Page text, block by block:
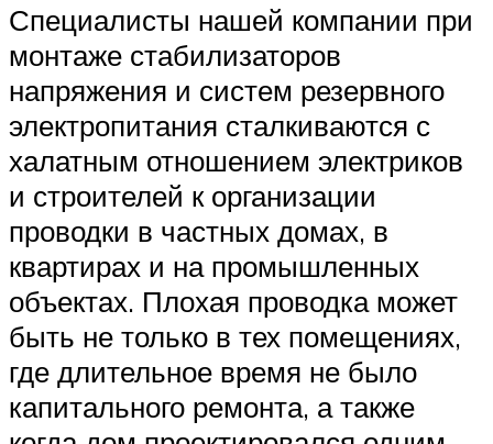
Специалисты нашей компании при
монтаже стабилизаторов
напряжения и систем резервного
электропитания сталкиваются с
халатным отношением электриков
и строителей к организации
проводки в частных домах, в
квартирах и на промышленных
объектах. Плохая проводка может
быть не только в тех помещениях,
где длительное время не было
капитального ремонта, а также